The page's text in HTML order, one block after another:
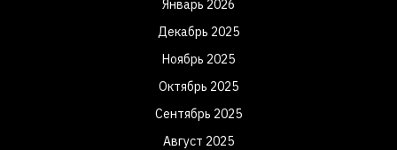
Январь 2026
Декабрь 2025
Ноябрь 2025
Октябрь 2025
Сентябрь 2025
Август 2025